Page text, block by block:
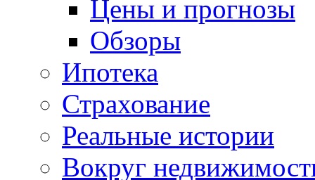
Цены и прогнозы
Обзоры
Ипотека
Страхование
Реальные истории
Вокруг